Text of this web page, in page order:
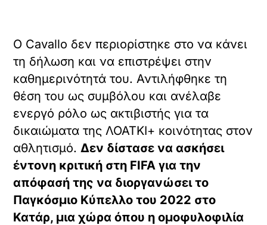
Ο Cavallo δεν περιορίστηκε στο να κάνει
τη δήλωση και να επιστρέψει στην
καθημερινότητά του. Αντιλήφθηκε τη
θέση του ως συμβόλου και ανέλαβε
ενεργό ρόλο ως ακτιβιστής για τα
δικαιώματα της ΛΟΑΤΚΙ+ κοινότητας στον
αθλητισμό. Δεν δίστασε να ασκήσει
έντονη κριτική στη FIFA για την
απόφασή της να διοργανώσει το
Παγκόσμιο Κύπελλο του 2022 στο
Κατάρ, μια χώρα όπου η ομοφυλοφιλία